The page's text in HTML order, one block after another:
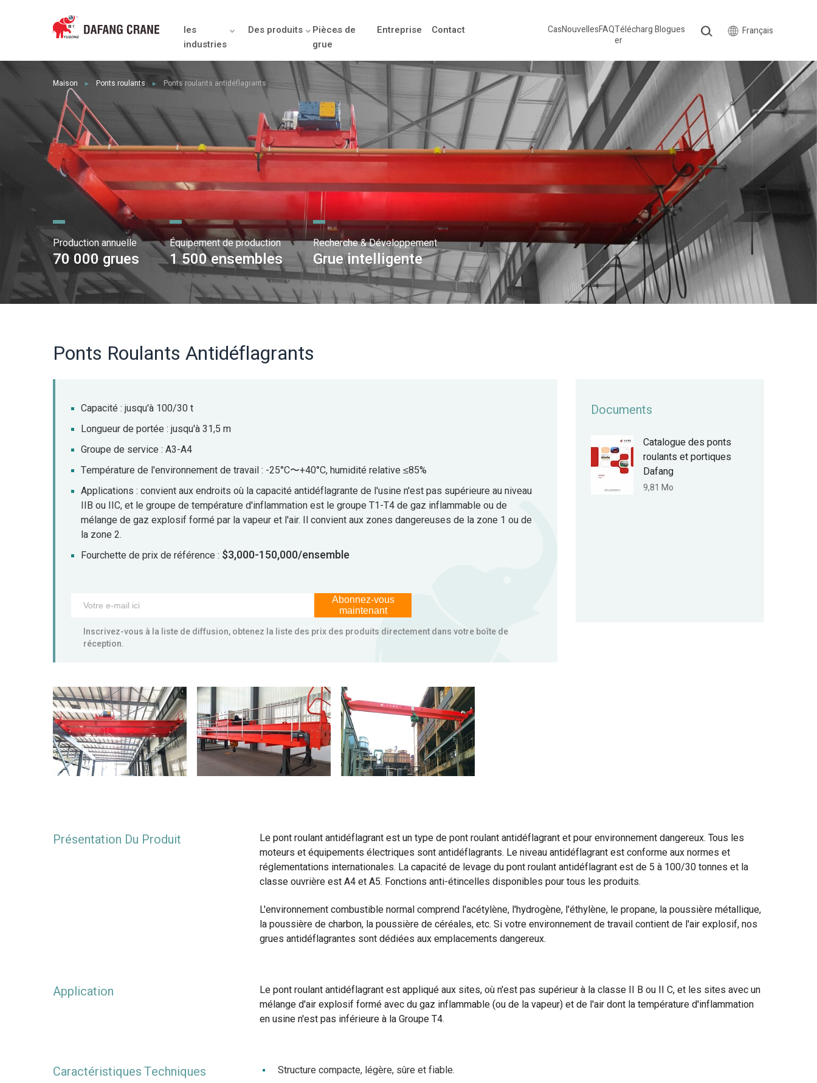
les
industries
Des produits
Pièces de
grue
Entreprise Contact CasNouvellesFAQTélécharg
er
Blogues Français
Maison ► Ponts roulants ► Ponts roulants antidéflagrants
Production annuelle
70 000 grues
Équipement de production
1 500 ensembles
Recherche & Développement
Grue intelligente
Ponts Roulants Antidéflagrants
Capacité : jusqu'à 100/30 t
Longueur de portée : jusqu'à 31,5 m
Groupe de service : A3-A4
Température de l'environnement de travail : -25°C〜+40°C, humidité relative ≤85%
Applications : convient aux endroits où la capacité antidéflagrante de l'usine n'est pas supérieure au niveau
IIB ou IIC, et le groupe de température d'inflammation est le groupe T1-T4 de gaz inflammable ou de
mélange de gaz explosif formé par la vapeur et l'air. Il convient aux zones dangereuses de la zone 1 ou de
la zone 2.
Fourchette de prix de référence : $3,000-150,000/ensemble
Abonnez-vous
maintenant
Inscrivez-vous à la liste de diffusion, obtenez la liste des prix des produits directement dans votre boîte de
réception.
Documents
Catalogue des ponts
roulants et portiques
Dafang
9,81 Mo
Présentation Du Produit
Le pont roulant antidéflagrant est un type de pont roulant antidéflagrant et pour environnement dangereux. Tous les
moteurs et équipements électriques sont antidéflagrants. Le niveau antidéflagrant est conforme aux normes et
réglementations internationales. La capacité de levage du pont roulant antidéflagrant est de 5 à 100/30 tonnes et la
classe ouvrière est A4 et A5. Fonctions anti-étincelles disponibles pour tous les produits.
L'environnement combustible normal comprend l'acétylène, l'hydrogène, l'éthylène, le propane, la poussière métallique,
la poussière de charbon, la poussière de céréales, etc. Si votre environnement de travail contient de l'air explosif, nos
grues antidéflagrantes sont dédiées aux emplacements dangereux.
Application
Le pont roulant antidéflagrant est appliqué aux sites, où n'est pas supérieur à la classe II B ou II C, et les sites avec un
mélange d'air explosif formé avec du gaz inflammable (ou de la vapeur) et de l'air dont la température d'inflammation
en usine n'est pas inférieure à la Groupe T4.
Caractéristiques Techniques
Structure compacte, légère, sûre et fiable.